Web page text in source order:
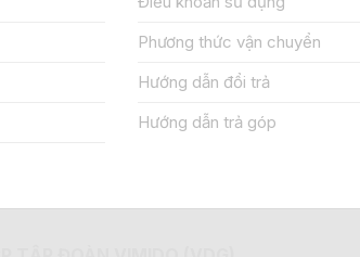
Phương thức vận chuyển
Hướng dẫn đổi trả
Hướng dẫn trả góp